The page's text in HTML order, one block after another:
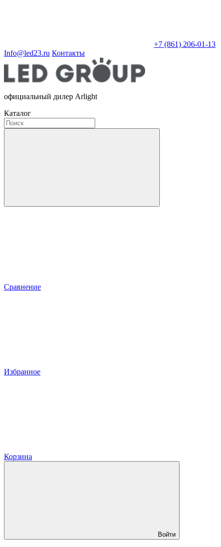
+7 (861) 206-01-13
Info@led23.ru Контакты
официальный дилер Arlight
Каталог
Сравнение
Избранное
Корзина
Войти